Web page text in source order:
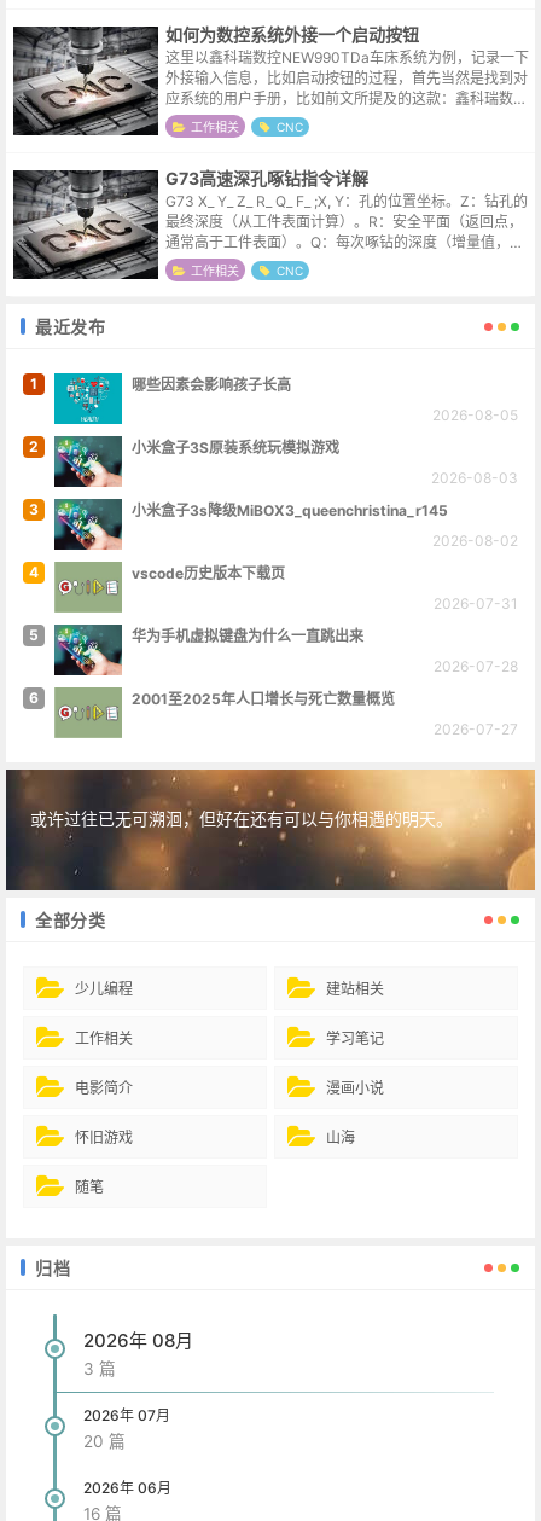
如何为数控系统外接一个启动按钮
这里以鑫科瑞数控NEW990TDa车床系统为例，记录一下
外接输入信息，比如启动按钮的过程，首先当然是找到对
应系统的用户手册，比如前文所提及的这款：鑫科瑞数控
NEW990TDa车床系统用户手册在系统接口连接图里找到
了这个cn3接口，该接...
工作相关 CNC
G73高速深孔啄钻指令详解
G73 X_ Y_ Z_ R_ Q_ F_ ;X, Y：孔的位置坐标。Z：钻孔的
最终深度（从工件表面计算）。R：安全平面（返回点，
通常高于工件表面）。Q：每次啄钻的深度（增量值，正
值）。F：进给速度（mm/min或inch/min）。...
工作相关 CNC
最近发布
1
哪些因素会影响孩子长高
2026-08-05
2
小米盒子3S原装系统玩模拟游戏
2026-08-03
3
小米盒子3s降级MiBOX3_queenchristina_r145
2026-08-02
4
vscode历史版本下载页
2026-07-31
5
华为手机虚拟键盘为什么一直跳出来
2026-07-28
6
2001至2025年人口增长与死亡数量概览
2026-07-27
或许过往已无可溯洄，但好在还有可以与你相遇的明天。
全部分类
少儿编程 建站相关
工作相关 学习笔记
电影简介 漫画小说
怀旧游戏 山海
随笔
归档
2026年 08月
3 篇
2026年 07月
20 篇
2026年 06月
16 篇